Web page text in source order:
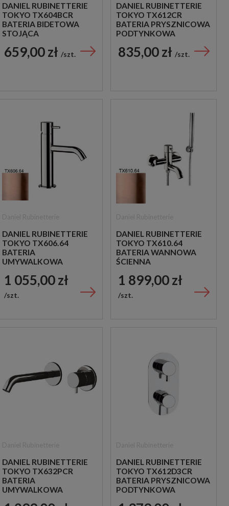
DANIEL RUBINETTERIE
TOKYO TX604BCR
BATERIA BIDETOWA
STOJĄCA
CHROM
659,00 zł szt.
DANIEL RUBINETTERIE
TOKYO TX612CR
BATERIA PRYSZNICOWA
PODTYNKOWA
CHROM
835,00 zł szt.
DANIEL RUBINETTERIE
TOKYO TX606.64
BATERIA
UMYWALKOWA
JEDNOUCHWYTOWA
MIEDZIANA
1 055,00 zł
szt.
DANIEL RUBINETTERIE
TOKYO TX610.64
BATERIA WANNOWA
ŚCIENNA
MIEDZIANA
1 899,00 zł
szt.
DANIEL RUBINETTERIE
TOKYO TX632PCR
BATERIA
UMYWALKOWA
DANIEL RUBINETTERIE
TOKYO TX612D3CR
BATERIA PRYSZNICOWA
PODTYNKOWA